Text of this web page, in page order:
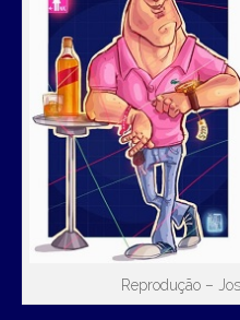
Reprodução –